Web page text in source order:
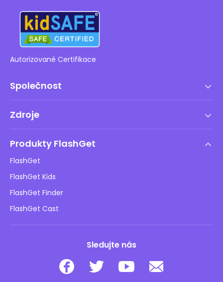
Autorizované Certifikace
Společnost
Licenční smlouva s koncovým uživatelem
Zásady DMCA
Ochrana osobních údajů
Reklamní zásady
Neprodávejte mé informace
Zdroje
Bezpečnost dětí online
Stáhnout
Produkty FlashGet
FlashGet
FlashGet Kids
FlashGet Finder
FlashGet Cast
Sledujte nás